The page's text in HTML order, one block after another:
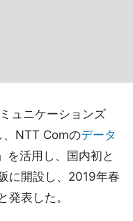
ュニケーションズ
、NTT Comのデータ
活用し、国内初と
に開設し、2019年春
発表した。